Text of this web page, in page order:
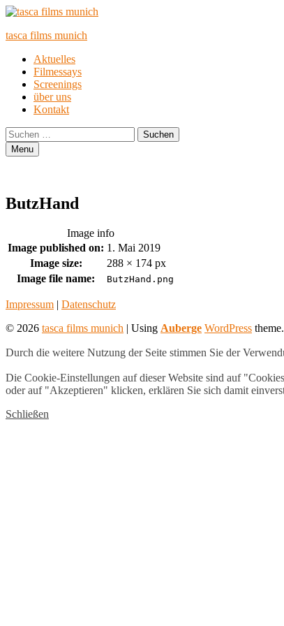
tasca films munich
Primary
Menu
Aktuelles
Filmessays
Screenings
über uns
Kontakt
Search
Suchen
nach:
Menu
ButzHand
Image info
Image published on: 1. Mai 2019
Image size:
288 × 174 px
Image file name:
ButzHand.png
Footer
sidebar
Impressum | Datenschutz
© 2026 tasca films munich | Using Auberge WordPress theme.
Durch die weitere Nutzung der Seite stimmen Sie der
Die Cookie-Einstellungen auf dieser Website sind auf
oder auf "Akzeptieren" klicken, erklären Sie sich damit
Schließen